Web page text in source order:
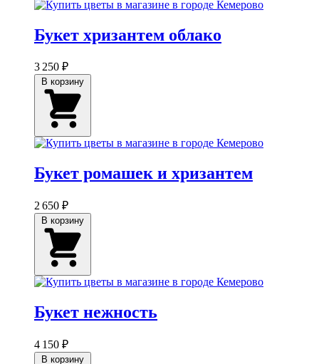
Букет хризантем облако
3 250 ₽
Букет ромашек и хризантем
2 650 ₽
Букет нежность
4 150 ₽